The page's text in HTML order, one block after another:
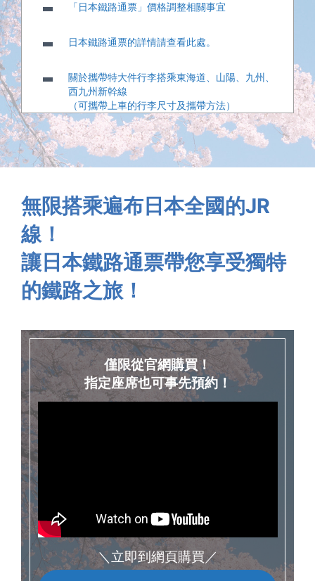
「日本鐵路通票」價格調整相關事宜
日本鐵路通票的詳情請查看此處。
關於攜帶特大件行李搭乘東海道、山陽、九州、
西九州新幹線
（可攜帶上車的行李尺寸及攜帶方法）
「日本鐵路通票」海外居住日本人兌換證發售期
間延長公告
無限搭乘遍布日本全國的JR
線！
讓日本鐵路通票帶您享受獨特
的鐵路之旅！
僅限從官網購買！
指定座席也可事先預約！
＼立即到網頁購買／